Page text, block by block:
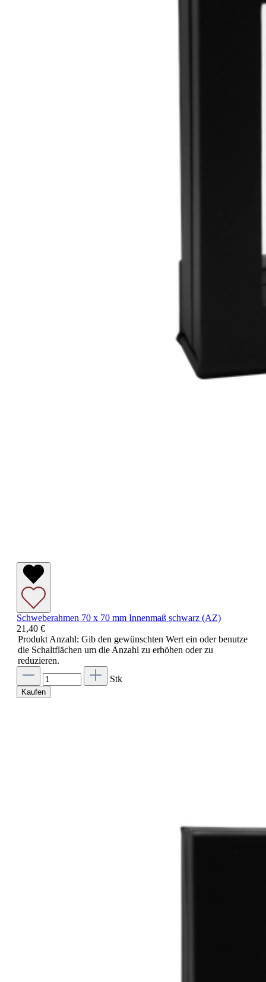
Schweberahmen 70 x 70 mm Innenmaß schwarz (AZ)
21,40 €
Produkt Anzahl: Gib den gewünschten Wert ein oder benutze
die Schaltflächen um die Anzahl zu erhöhen oder zu
reduzieren.
Stk
Kaufen